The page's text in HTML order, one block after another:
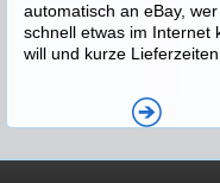
automatisch an eBay, wer
schnell etwas im Internet
will und kurze Lieferzeiten